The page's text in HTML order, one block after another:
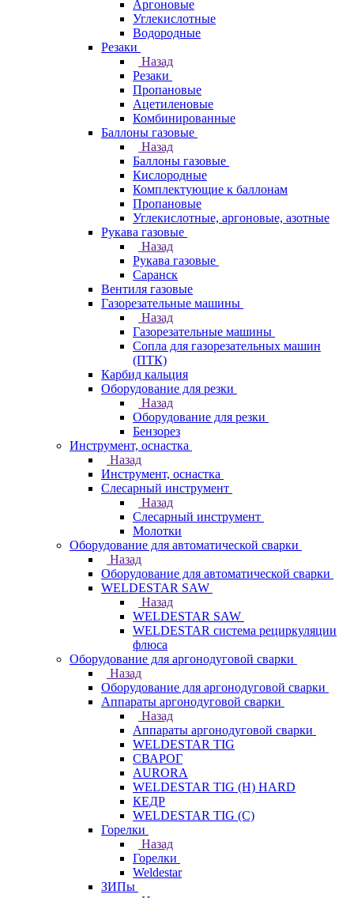
Аргоновые
Углекислотные
Водородные
Резаки
Назад
Резаки
Пропановые
Ацетиленовые
Комбинированные
Баллоны газовые
Назад
Баллоны газовые
Кислородные
Комплектующие к баллонам
Пропановые
Углекислотные, аргоновые, азотные
Рукава газовые
Назад
Рукава газовые
Саранск
Вентиля газовые
Газорезательные машины
Назад
Газорезательные машины
Сопла для газорезательных машин
(ПТК)
Карбид кальция
Оборудование для резки
Назад
Оборудование для резки
Бензорез
Инструмент, оснастка
Назад
Инструмент, оснастка
Слесарный инструмент
Назад
Слесарный инструмент
Молотки
Оборудование для автоматической сварки
Назад
Оборудование для автоматической сварки
WELDESTAR SAW
Назад
WELDESTAR SAW
WELDESTAR система рециркуляции
флюса
Оборудование для аргонодуговой сварки
Назад
Оборудование для аргонодуговой сварки
Аппараты аргонодуговой сварки
Назад
Аппараты аргонодуговой сварки
WELDESTAR TIG
СВАРОГ
AURORA
WELDESTAR TIG (H) HARD
КЕДР
WELDESTAR TIG (С)
Горелки
Назад
Горелки
Weldestar
ЗИПы